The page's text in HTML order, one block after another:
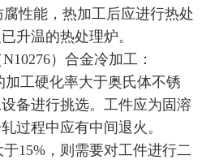
性能，热加工后应进行热处
升温的热处理炉。
）合金冷加工：
加工硬化率大于奥氏体不锈
备进行挑选。工件应为固溶
过程中应有中间退火。
15%，则需要对工件进行二